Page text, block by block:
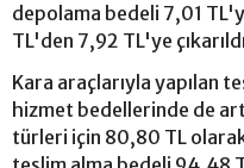
depolama bedeli 7,01
TL'den 7,92 TL'ye
Kara araçlarıyla yapılan
hizmet bedellerinde de
türleri için 80,80 TL